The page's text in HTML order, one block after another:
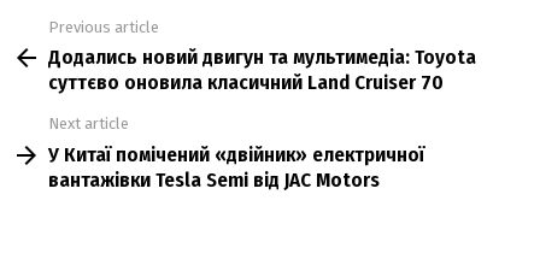
more
Previous article
Додались новий двигун та мультимедіа: Toyota
суттєво оновила класичний Land Cruiser 70
Next article
У Китаї помічений «двійник» електричної
вантажівки Tesla Semi від JAC Motors